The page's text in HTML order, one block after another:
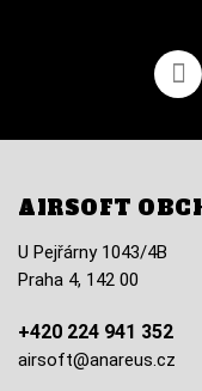
AIRSOFT
U Pejřárny 1043/4B
Praha 4, 142 00
+420 224 941 352
airsoft@anareus.cz